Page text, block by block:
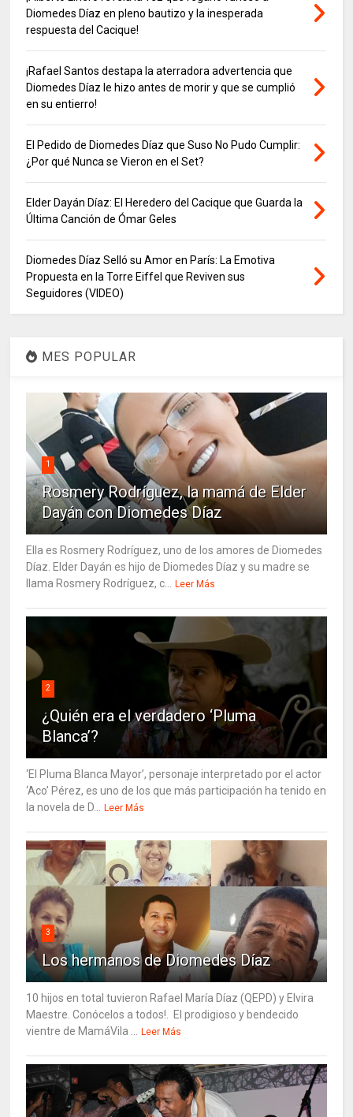
Diomedes Díaz en pleno bautizo y la inesperada
respuesta del Cacique!
¡Rafael Santos destapa la aterradora advertencia que
Diomedes Díaz le hizo antes de morir y que se cumplió
en su entierro!
El Pedido de Diomedes Díaz que Suso No Pudo Cumplir:
¿Por qué Nunca se Vieron en el Set?
Elder Dayán Díaz: El Heredero del Cacique que Guarda la
Última Canción de Ómar Geles
Diomedes Díaz Selló su Amor en París: La Emotiva
Propuesta en la Torre Eiffel que Reviven sus
Seguidores (VIDEO)
MES POPULAR
1
Rosmery Rodríguez, la mamá de Elder
Dayán con Diomedes Díaz
Ella es Rosmery Rodríguez, uno de los amores de Diomedes
Díaz. Elder Dayán es hijo de Diomedes Díaz y su madre se
llama Rosmery Rodríguez, c... Leer Más
2
¿Quién era el verdadero ‘Pluma
Blanca’?
‘El Pluma Blanca Mayor’, personaje interpretado por el actor
‘Aco’ Pérez, es uno de los que más participación ha tenido en
la novela de D... Leer Más
3
Los hermanos de Diomedes Díaz
10 hijos en total tuvieron Rafael María Díaz (QEPD) y Elvira
Maestre. Conócelos a todos!. El prodigioso y bendecido
vientre de MamáVila ... Leer Más